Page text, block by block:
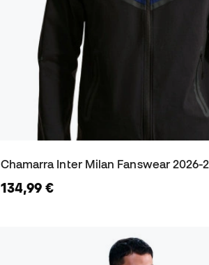
Chamarra Inter Milan Fanswear 2026-
134,99 €